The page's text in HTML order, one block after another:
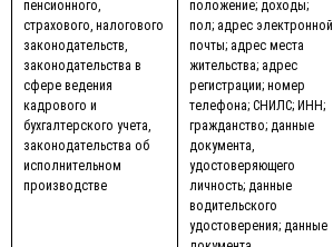
пенсионного,
страхового, налогового
законодательств,
законодательства в
сфере ведения
кадрового и
бухгалтерского учета,
законодательства об
исполнительном
производстве
положение; доходы;
пол; адрес электронной
почты; адрес места
жительства; адрес
регистрации; номер
телефона; СНИЛС; ИНН;
гражданство; данные
документа,
удостоверяющего
личность; данные
водительского
удостоверения; данные